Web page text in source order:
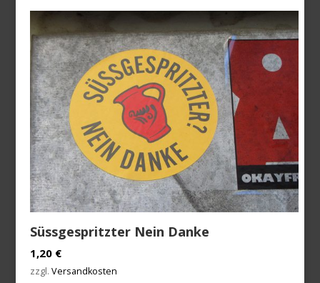
Süssgespritzter Nein Danke
1,20 €
zzgl.Versandkosten